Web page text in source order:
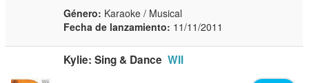
Género: Karaoke / Musical
Fecha de lanzamiento: 11/11/2011
Kylie: Sing & Dance WII